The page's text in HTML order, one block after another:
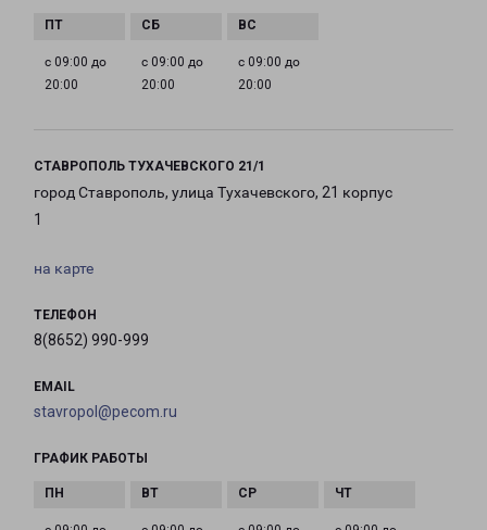
с 09:00 до
20:00
с 09:00 до
20:00
с 09:00 до
20:00
СТАВРОПОЛЬ ТУХАЧЕВСКОГО 21/1
город Ставрополь, улица Тухачевского, 21 корпус
1
на карте
ТЕЛЕФОН
8(8652) 990-999
EMAIL
stavropol@pecom.ru
ГРАФИК РАБОТЫ